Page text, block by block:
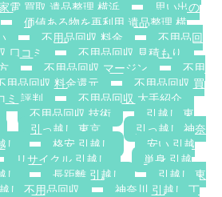
電 買取 遺品整理 横浜
思い出の
価値ある物を再利用 遺品整理 横
不用品回収 料金
不用品回
口コミ
不用品回収 見積もり
不用品回収 マージン
不用
用品回収 料金還元
不用品回収 買
ミ 評判
不用品回収 大手紹介
不用品回収 技術
引越し 東
引っ越し 東京
引っ越し 神奈
格安 引越し
安い 引越
リサイクル 引越し
単身 引越
長距離 引越し
引越し 東
し 不用品回収
神奈川 引越し 丁